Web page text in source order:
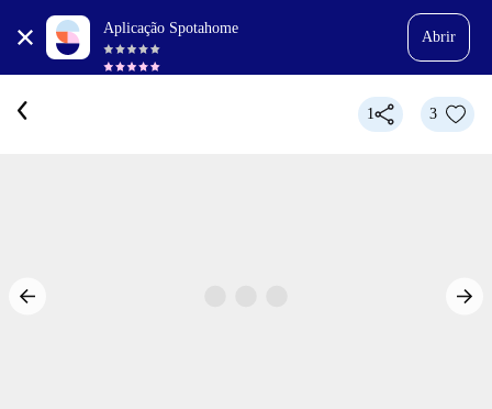
Aplicação Spotahome
Abrir
1 3